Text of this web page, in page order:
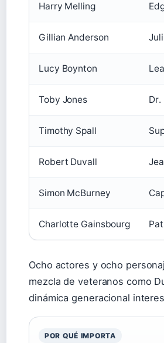
Harry Melling
Gillian Anderson
Lucy Boynton
Toby Jones Dr.
Timothy Spall
Robert Duvall
Simon McBurney
Charlotte Gainsbourg
Ocho actores y ocho
mezcla de veteranos como
dinámica generacional
POR QUÉ IMPORTA